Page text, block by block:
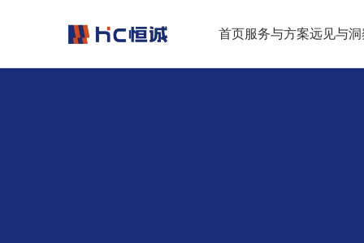
首页服务与方案远见与